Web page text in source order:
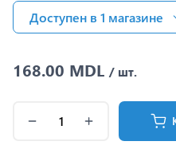
Доступен в 1 магазинe
168.00 MDL / шт.